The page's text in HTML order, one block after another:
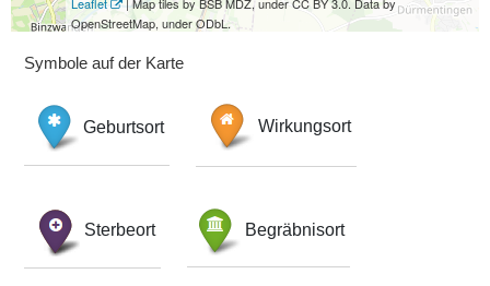
OpenStreetMap, under ODbL.
Symbole auf der Karte
Geburtsort Wirkungsort
Sterbeort Begräbnisort